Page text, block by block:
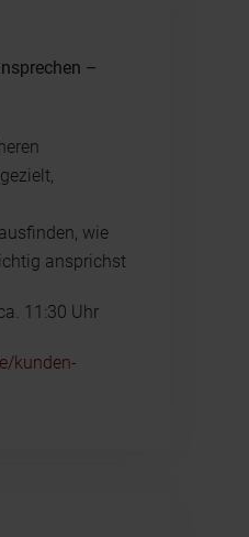
–
wie
ansprichst
11:30 Uhr
kunden-